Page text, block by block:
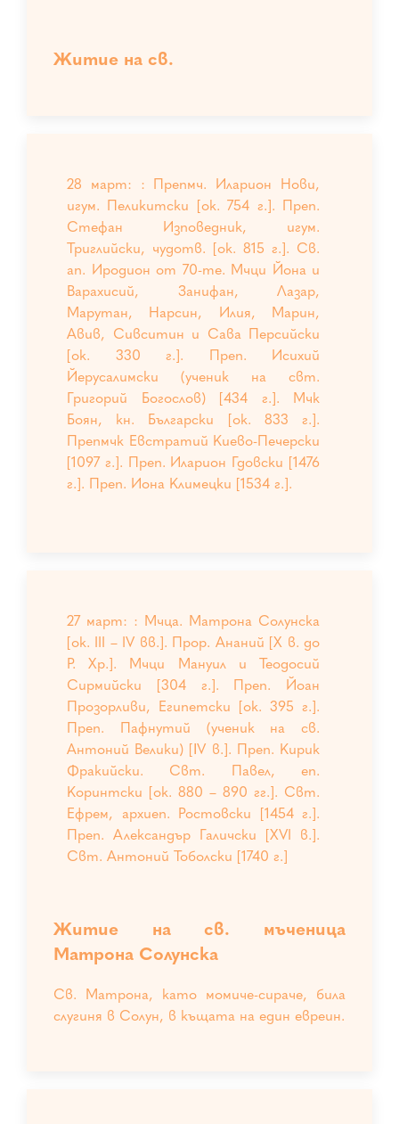
Житие на св.
28 март: : Препмч. Иларион Нови,
игум. Пеликитски [ок. 754 г.]. Преп.
Стефан Изповедник, игум.
Триглийски, чудотв. [ок. 815 г.]. Св.
ап. Иродион от 70-те. Мчци Йона и
Варахисий, Занифан, Лазар,
Марутан, Нарсин, Илия, Марин,
Авив, Сивситин и Сава Персийски
[ок. 330 г.]. Преп. Исихий
Йерусалимски (ученик на свт.
Григорий Богослов) [434 г.]. Мчк
Боян, кн. Български [ок. 833 г.].
Препмчк Евстратий Киево-Печерски
[1097 г.]. Преп. Иларион Гдовски [1476
г.]. Преп. Иона Климецки [1534 г.].
27 март: : Мчца. Матрона Солунска
[ок. III – IV вв.]. Прор. Ананий [X в. до
Р. Хр.]. Мчци Мануил и Теодосий
Сирмийски [304 г.]. Преп. Йоан
Прозорливи, Египетски [ок. 395 г.].
Преп. Пафнутий (ученик на св.
Антоний Велики) [ІV в.]. Преп. Кирик
Фракийски. Свт. Павел, еп.
Коринтски [ок. 880 – 890 гг.]. Свт.
Ефрем, архиеп. Ростовски [1454 г.].
Преп. Александър Галичски [XVI в.].
Свт. Антоний Тоболски [1740 г.]
Житие на св. мъченица
Матрона Солунска
Св. Матрона, като момиче-сираче, била
слугиня в Солун, в къщата на един евреин.